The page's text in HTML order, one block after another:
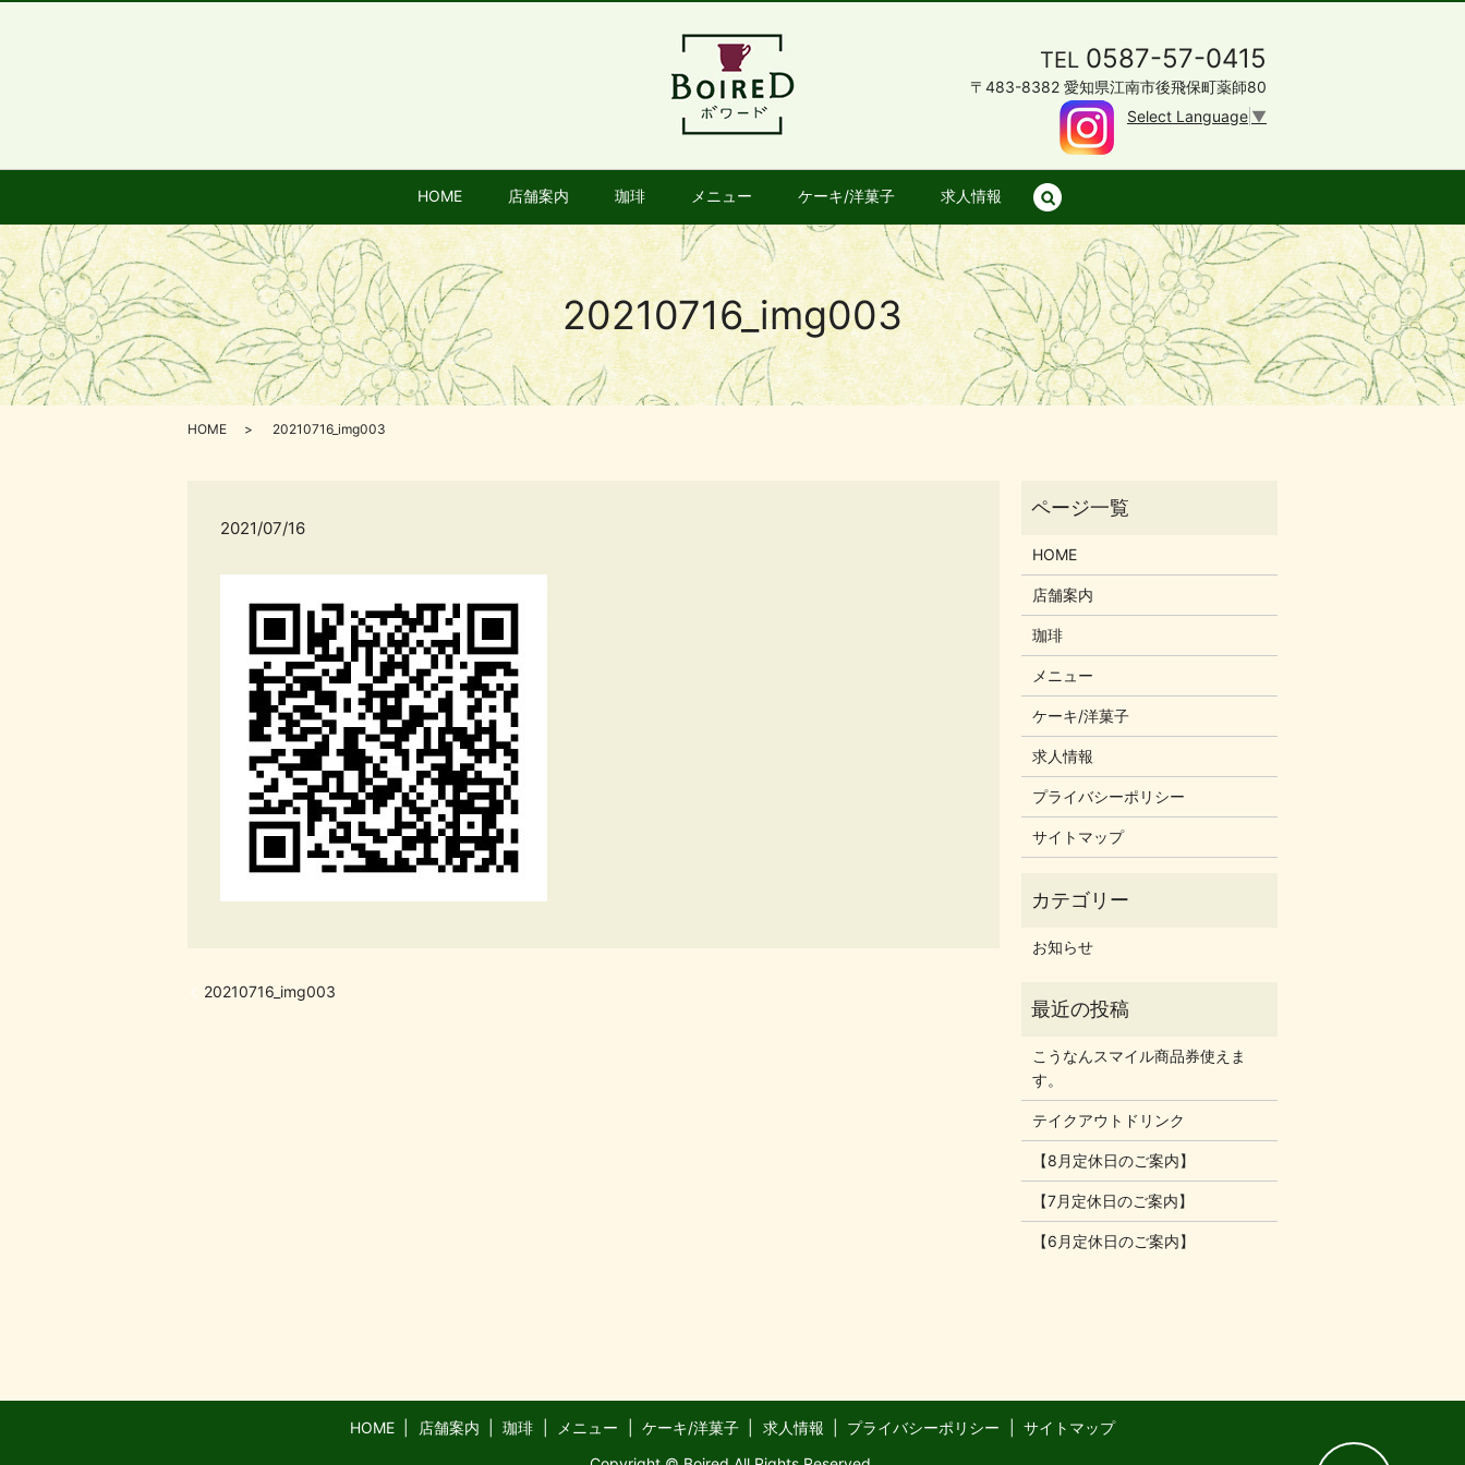
HOME 店舗案内 珈琲 メニュー ケーキ/洋菓子 求人情報 search
TEL 0587-57-0415
〒483-8382 愛知県江南市後飛保町薬師80
Select Language ▼
20210716_img003
HOME 20210716_img003
2021/07/16
20210716_img003
HOME
店舗案内
珈琲
メニュー
ケーキ/洋菓子
求人情報
プライバシーポリシー
サイトマップ
お知らせ
こうなんスマイル商品券使えま
す。
テイクアウトドリンク
【8月定休日のご案内】
【7月定休日のご案内】
【6月定休日のご案内】
HOME 店舗案内 珈琲 メニュー ケーキ/洋菓子 求人情報 プライバシーポリシー
サイトマップ